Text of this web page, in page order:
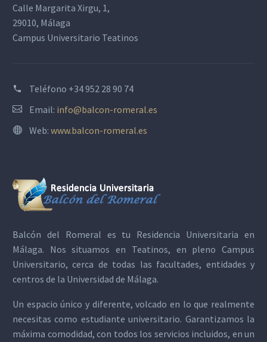
Calle Margarita Xirgu, 1,
29010, Málaga
Campus Universitario Teatinos
Teléfono +34 952 28 90 74
Email: info@balcon-romeral.es
Web: www.balcon-romeral.es
Balcón del Romeral es tu Residencia Universitaria en
Málaga. Nos situamos en Teatinos, en pleno Campus
Universitario, cerca de todas las facultades, entidades y
centros de la Universidad de Málaga.
Un espacio único y diferente, volcado en lo que realmente
necesitas como estudiante universitario. Garantizamos la
máxima comodidad, con todos los servicios incluidos, en un